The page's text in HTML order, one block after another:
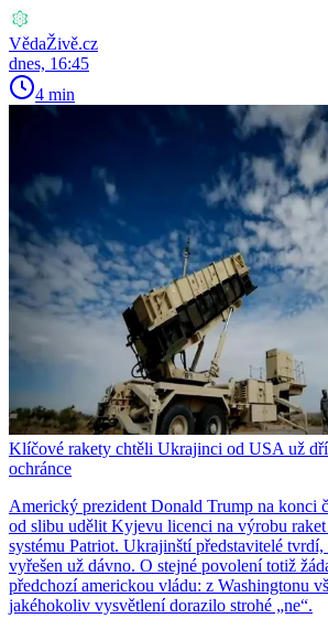
VědaŽivě.cz
dnes, 16:45
4 min
Klíčové rakety chtěli Ukrajinci od USA už
ochránce
Americký prezident Donald Trump na konci
od slibu udělit Kyjevu licenci na výrobu raket
systému Patriot. Ukrajinští představitelé
vyřešen už dávno. O stejné povolení totiž
předchozí americkou vládu: z Washingtonu
jakéhokoliv vysvětlení dorazilo strohé „ne“.